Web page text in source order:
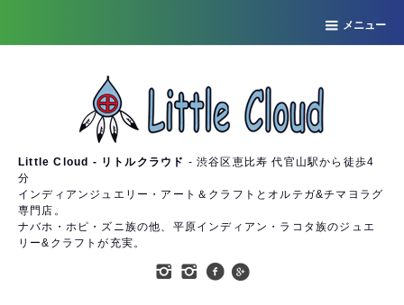
メニュー
Little Cloud - リトルクラウド - 渋谷区恵比寿 代官山駅から徒歩4
分
インディアンジュエリー・アート＆クラフトとオルテガ&チマヨラグ
専門店。
ナバホ・ホピ・ズニ族の他、平原インディアン・ラコタ族のジュエ
リー&クラフトが充実。